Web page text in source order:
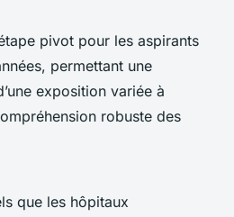
pivot pour les aspirants
permettant une
exposition variée à
robuste des
que les hôpitaux